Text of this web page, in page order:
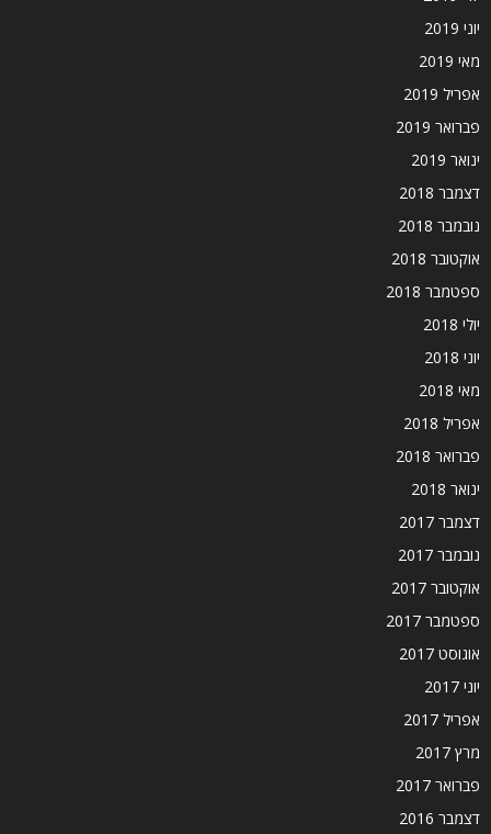
יוני 2019
מאי 2019
אפריל 2019
פברואר 2019
ינואר 2019
דצמבר 2018
נובמבר 2018
אוקטובר 2018
ספטמבר 2018
יולי 2018
יוני 2018
מאי 2018
אפריל 2018
פברואר 2018
ינואר 2018
דצמבר 2017
נובמבר 2017
אוקטובר 2017
ספטמבר 2017
אוגוסט 2017
יוני 2017
אפריל 2017
מרץ 2017
פברואר 2017
דצמבר 2016